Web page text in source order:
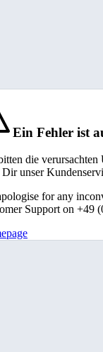
Ein Fehler ist
die
Dir unser
for any
Support on +49